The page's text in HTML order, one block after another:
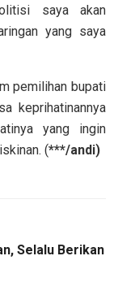
saya akan
yang saya
pemilihan bupati
keprihatinannya
yang ingin
(***/andi)
Selalu Berikan